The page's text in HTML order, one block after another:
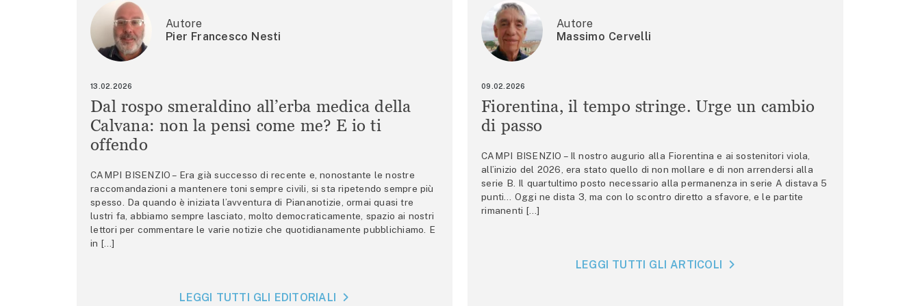
Autore
Pier Francesco Nesti
13.02.2026
Dal rospo smeraldino all’erba medica della
Calvana: non la pensi come me? E io ti
offendo
CAMPI BISENZIO – Era già successo di recente e, nonostante le nostre
raccomandazioni a mantenere toni sempre civili, si sta ripetendo sempre più
spesso. Da quando è iniziata l’avventura di Piananotizie, ormai quasi tre
lustri fa, abbiamo sempre lasciato, molto democraticamente, spazio ai nostri
lettori per commentare le varie notizie che quotidianamente pubblichiamo. E
in […]
LEGGI TUTTI GLI EDITORIALI
Autore
Massimo Cervelli
09.02.2026
Fiorentina, il tempo stringe. Urge un cambio
di passo
CAMPI BISENZIO – Il nostro augurio alla Fiorentina e ai sostenitori viola,
all’inizio del 2026, era stato quello di non mollare e di non arrendersi alla
serie B. Il quartultimo posto necessario alla permanenza in serie A distava 5
punti… Oggi ne dista 3, ma con lo scontro diretto a sfavore, e le partite
rimanenti […]
LEGGI TUTTI GLI ARTICOLI